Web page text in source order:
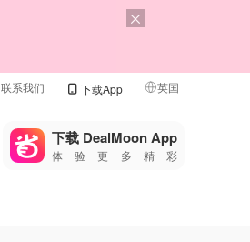
联系我们 下载App 英国
🇺🇸
🇨🇳 中国
下载 DealMoon App
体验更多精彩